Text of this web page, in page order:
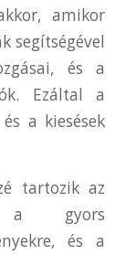
amikor
segítségével
és a
Ezáltal a
a kiesések
tartozik az
a gyors
és a